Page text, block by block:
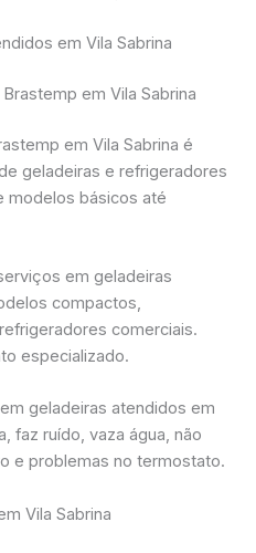
em Vila Sabrina
em Vila Sabrina
em Vila Sabrina é
geladeiras e refrigeradores
modelos básicos até
em geladeiras
compactos,
comerciais.
especializado.
geladeiras atendidos em
faz ruído, vaza água, não
e problemas no termostato.
Vila Sabrina